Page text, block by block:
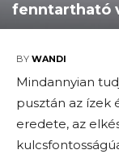
fenntartható
BY WANDI
Mindannyian
pusztán az ízek
eredete, az